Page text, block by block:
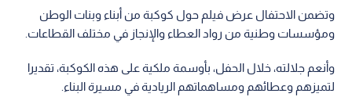
وتضمن الاحتفال عرض فيلم حول كوكبة من أبناء وبنات الوطن
ومؤسسات وطنية من رواد العطاء والإنجاز في مختلف القطاعات.
وأنعم جلالته، خلال الحفل، بأوسمة ملكية على هذه الكوكبة، تقديرا
لتميزهم وعطائهم ومساهماتهم الريادية في مسيرة البناء.